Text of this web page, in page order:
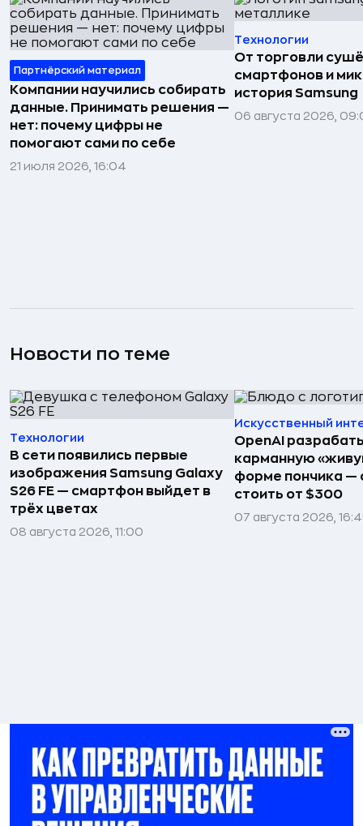
Партнёрский материал
Компании научились собирать
данные. Принимать решения —
нет: почему цифры не
помогают сами по себе
21 июля 2026, 16:04
Технологии
От торговли
смартфонов и
история Samsung
06 августа 2026,
Новости по теме
Технологии
В сети появились первые
изображения Samsung Galaxy
S26 FE — смартфон выйдет в
трёх цветах
08 августа 2026, 11:00
Искусственный
OpenAI
карманную
форме пончика —
стоить от $300
07 августа 2026,